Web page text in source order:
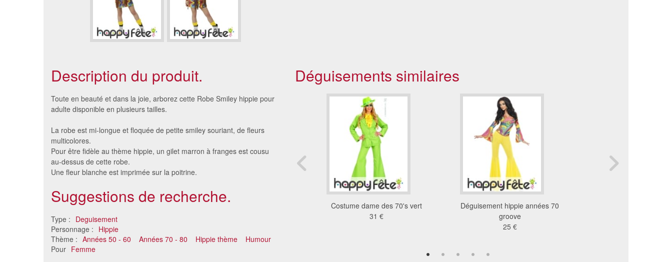
Description du produit.
Toute en beauté et dans la joie, arborez cette Robe Smiley hippie pour
adulte disponible en plusieurs tailles.
La robe est mi-longue et floquée de petite smiley souriant, de fleurs
multicolores.
Pour être fidèle au thème hippie, un gilet marron à franges est cousu
au-dessus de cette robe.
Une fleur blanche est imprimée sur la poitrine.
Suggestions de recherche.
Type : Deguisement
Personnage : Hippie
Thème : Années 50 - 60 Années 70 - 80 Hippie thème
Humour
Pour Femme
Déguisements similaires
Costume dame des 70's rose
31 €
Déguisement rétro chic
Costume dame des 70's vert
31 €
Déguisement hippie années 70
groove
25 €